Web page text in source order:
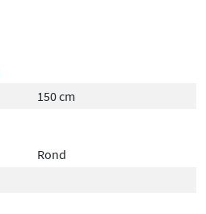
150 cm
Rond